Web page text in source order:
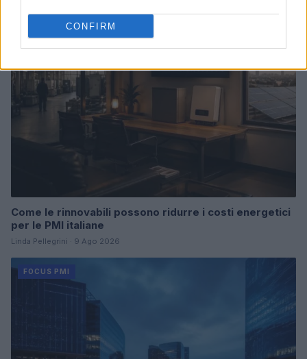
CONFIRM
Come le rinnovabili possono ridurre i costi energetici
per le PMI italiane
Linda Pellegrini · 9 Ago 2026
FOCUS PMI